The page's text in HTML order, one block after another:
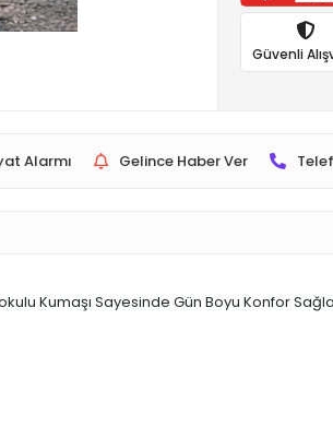
Güvenli
Alarmı Gelince Haber Ver
Kumaşı Sayesinde Gün Boyu Konfor